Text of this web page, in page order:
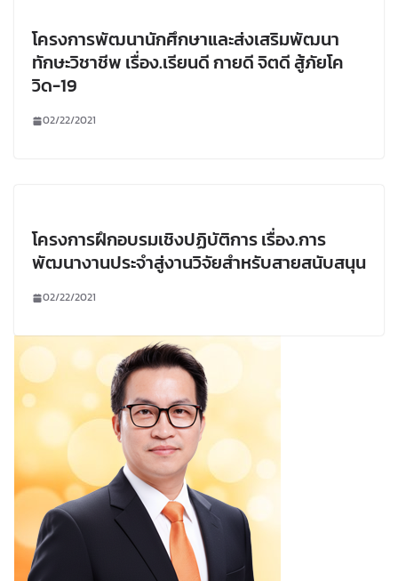
โครงการพัฒนานักศึกษาและส่งเสริมพัฒนา
ทักษะวิชาชีพ เรื่อง.เรียนดี กายดี จิตดี สู้ภัยโค
วิด-19
02/22/2021
โครงการฝึกอบรมเชิงปฏิบัติการ เรื่อง.การ
พัฒนางานประจำสู่งานวิจัยสำหรับสายสนับสนุน
02/22/2021